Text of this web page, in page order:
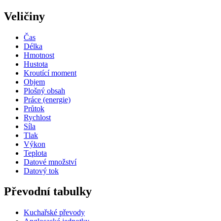
Veličiny
Čas
Délka
Hmotnost
Hustota
Kroutící moment
Objem
Plošný obsah
Práce (energie)
Průtok
Rychlost
Síla
Tlak
Výkon
Teplota
Datové množství
Datový tok
Převodní tabulky
Kuchařské převody